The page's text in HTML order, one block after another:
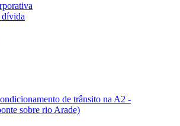
dívida
de trânsito na A2 -
sobre rio Arade)